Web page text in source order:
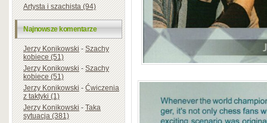
Artysta i szachista (94)
Najnowsze komentarze
Jerzy Konikowski-Szachy
kobiece (51)
Jerzy Konikowski-Szachy
kobiece (51)
Jerzy Konikowski-Ćwiczenia
z taktyki (1)
Jerzy Konikowski-Taka
sytuacja (381)